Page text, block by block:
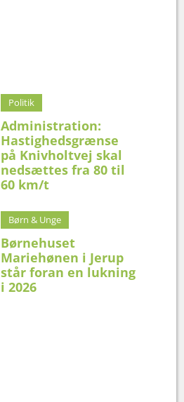
Politik
Administration:
Hastighedsgrænse
på Knivholtvej skal
nedsættes fra 80 til
60 km/t
Børn & Unge
Børnehuset
Mariehønen i Jerup
står foran en lukning
i 2026